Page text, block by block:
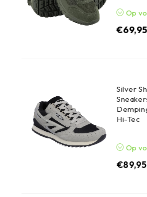
Op
€69,95
Silver
Hi-Tec
Op
€89,95